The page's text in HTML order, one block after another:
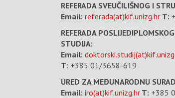
REFERADA SVEUČILIŠNOG I
Email: referada(at)kif.unizg.hr T:
REFERADA
STUDIJA:
Email:
T: +385 01/3658-619
URED ZA MEĐUNARODNU
Email: iro(at)kif.unizg.hr T: +385